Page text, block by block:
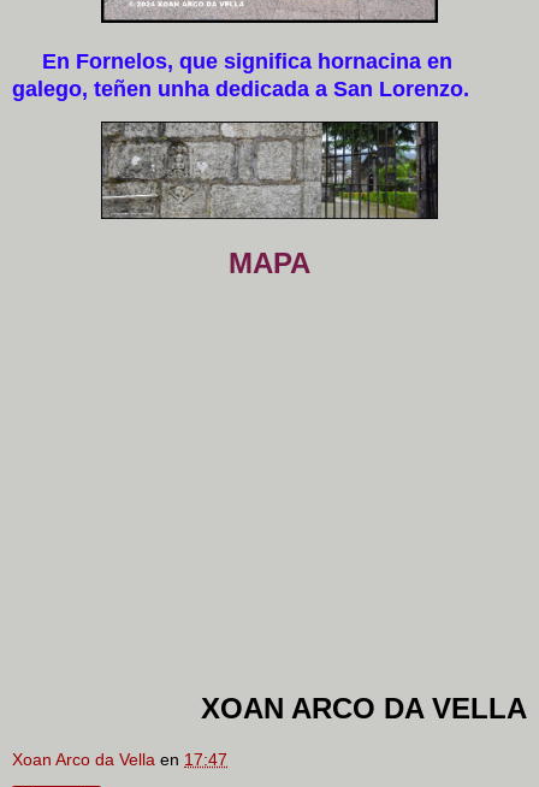
En Fornelos, que significa hornacina en
galego, teñen unha dedicada a San Lorenzo.
MAPA
XOAN ARCO DA VELLA
Xoan Arco da Vella en 17:47